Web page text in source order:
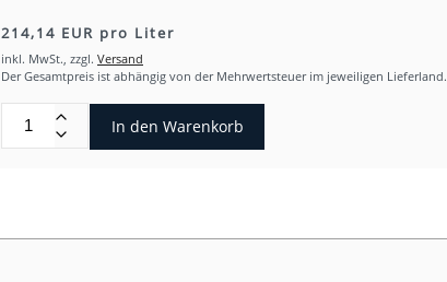
214,14 EUR pro Liter
inkl. MwSt., zzgl. Versand
Der Gesamtpreis ist abhängig von der Mehrwertsteuer im jeweiligen Lieferland.
In den Warenkorb